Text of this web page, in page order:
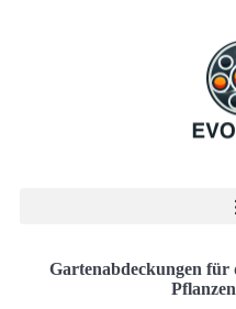
Gartenabdeckungen